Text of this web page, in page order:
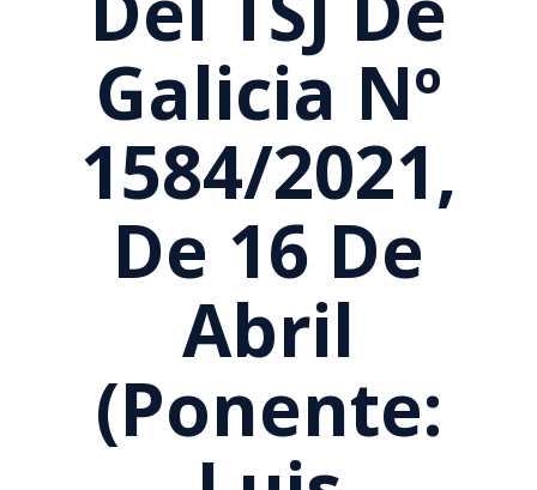
Galicia Nº
1584/2021,
De 16 De
Abril
(Ponente: